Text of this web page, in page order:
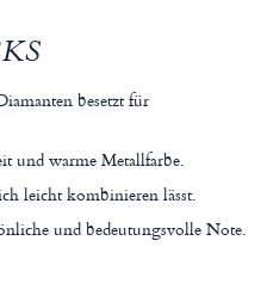
besetzt für
und warme Metallfarbe.
leicht kombinieren lässt.
und bedeutungsvolle Note.